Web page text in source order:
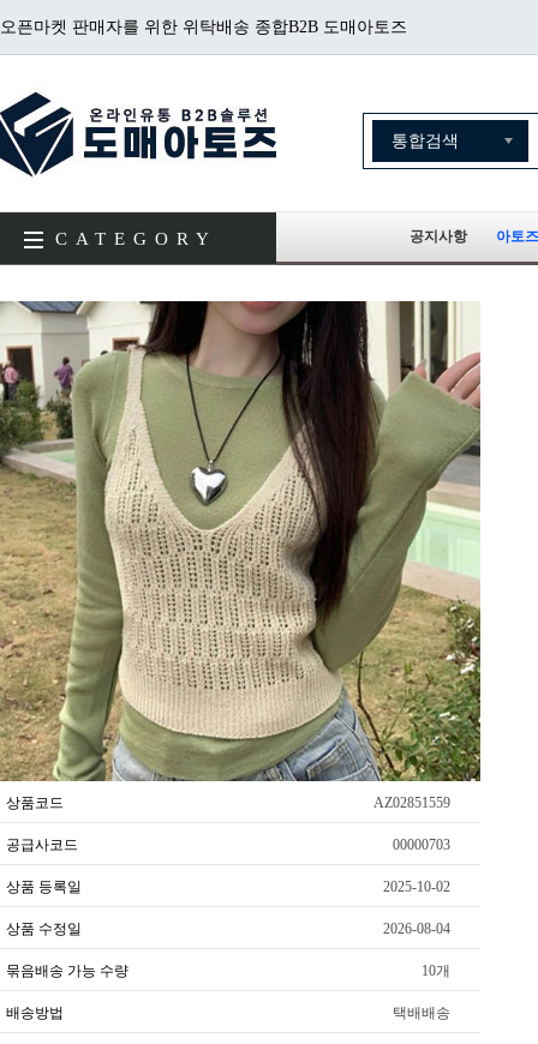
오픈마켓 판매자를 위한 위탁배송 종합B2B 도매아토즈
CATEGORY 공지사항 아토
상품코드 AZ02851559
공급사코드 00000703
상품 등록일 2025-10-02
상품 수정일 2026-08-04
묶음배송 가능 수량 10개
배송방법 택배배송